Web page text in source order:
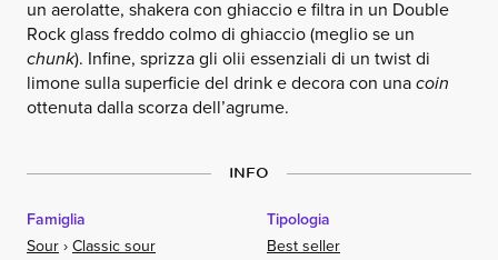
un aerolatte, shakera con ghiaccio e filtra in un Double
Rock glass freddo colmo di ghiaccio (meglio se un
chunk). Infine, sprizza gli olii essenziali di un twist di
limone sulla superficie del drink e decora con unacoin
ottenuta dalla scorza dell’agrume.
INFO
Famiglia
Sour›Classic sour
Tipologia
Best seller